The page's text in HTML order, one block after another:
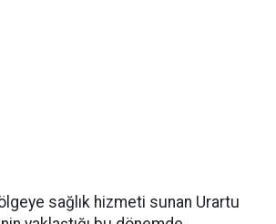
sağlık hizmeti sunan Urartu